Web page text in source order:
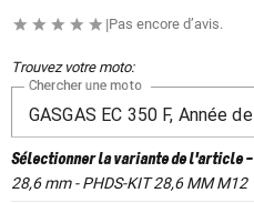
|Pas encore d’avis.
Trouvez votre moto:
Chercher une moto
Sélectionner la variante de l'article-
28,6 mm - PHDS-KIT 28,6 MM M12